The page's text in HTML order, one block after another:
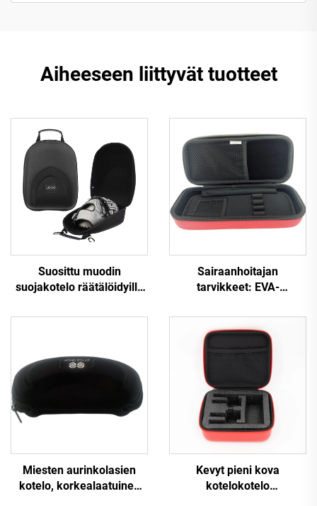
Aiheeseen liittyvät tuotteet
Suosittu muodin
suojakotelo räätälöidyille
kruunukassoille,
matkakotelo hattuille
Sairaanhoitajan
tarvikkeet: EVA-
aikuisten
lääkintätarvikelaatikko,
punainen kuori,
pakkauslaatikko 3M
Littmann Classic III -
stetoskooppeihin
Miesten aurinkolasien
kotelo, korkealaatuinen
Kevyt pieni kova
kotelokotelo